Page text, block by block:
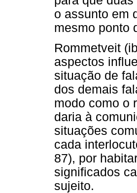
o assunto em
mesmo ponto
Rommetveit
aspectos
situação de
dos demais
modo como o
daria à
situações
cada
87), por
significados
sujeito.